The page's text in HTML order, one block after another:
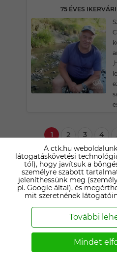
75 ÉVES
1 2 3 4
A ctk.hu
látogatáskövetési
tól), hogy javítsuk a
személyre szabott
jeleníthessünk meg
pl. Google által), és
mit szeretnének
További
Mindet